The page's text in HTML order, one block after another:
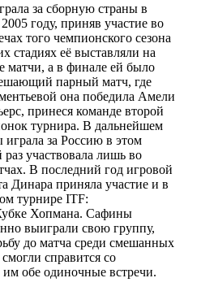
за сборную страны в
году, приняв участие во
того чемпионского сезона
стадиях её выставляли на
матчи, а в финале ей было
парный матч, где
она победила Амели
принеся команде второй
турнира. В дальнейшем
за Россию в этом
участвовала лишь во
В последний год игровой
Динара приняла участие и в
турнире ITF:
Хопмана. Сафины
выиграли свою группу,
до матча среди смешанных
справится со
обе одиночные встречи.